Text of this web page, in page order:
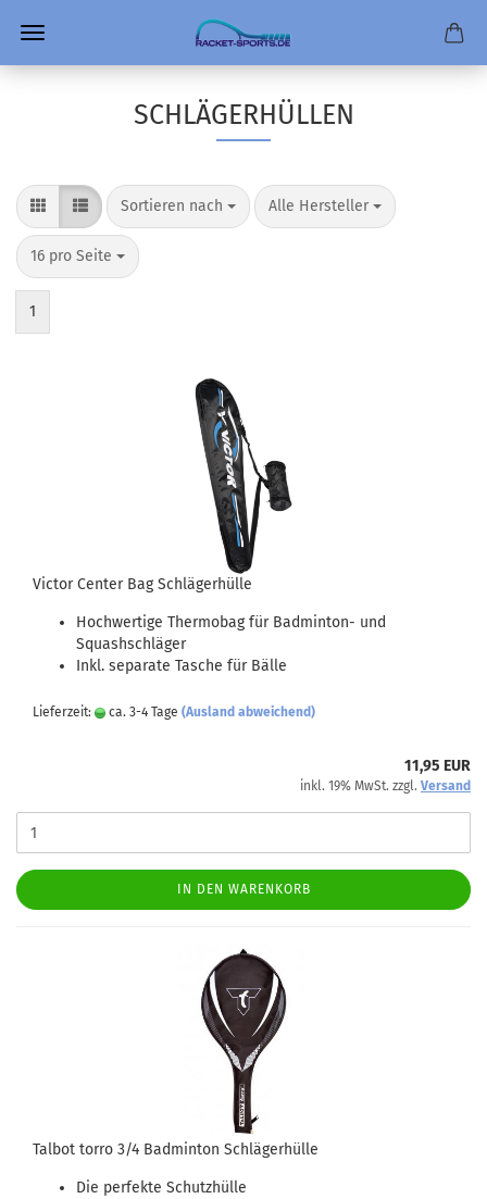
SCHLÄGERHÜLLEN
Sortieren nach
Sortieren nach Alle Hersteller
pro Seite
16 pro Seite
pro Seite
1
Victor Center Bag Schlägerhülle
Hochwertige Thermobag für Badminton- und
Squashschläger
Inkl. separate Tasche für Bälle
Lieferzeit: ca. 3-4 Tage (Ausland abweichend)
11,95 EUR
inkl. 19% MwSt. zzgl. Versand
IN DEN WARENKORB
Talbot torro 3/4 Badminton Schlägerhülle
Die perfekte Schutzhülle